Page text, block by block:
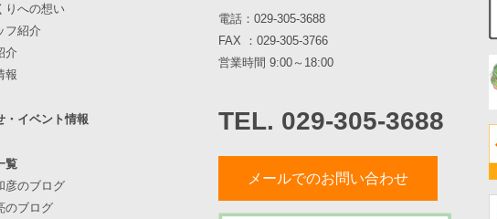
りへの想い
フ紹介
介
報
・イベント情報
覧
彦のブログ
のブログ
電話： 029-305-3688
FAX ：029-305-3766
営業時間 9:00～18:00
TEL. 029-305-3688
メールでのお問い合わせ